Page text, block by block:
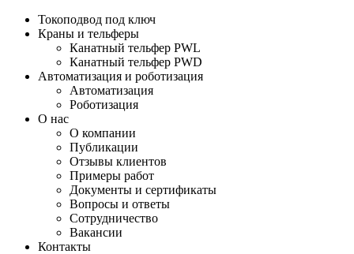
Токоподвод под ключ
Краны и тельферы
Канатный тельфер PWL
Канатный тельфер PWD
Автоматизация и роботизация
Автоматизация
Роботизация
О нас
О компании
Публикации
Отзывы клиентов
Примеры работ
Документы и сертификаты
Вопросы и ответы
Сотрудничество
Вакансии
Контакты